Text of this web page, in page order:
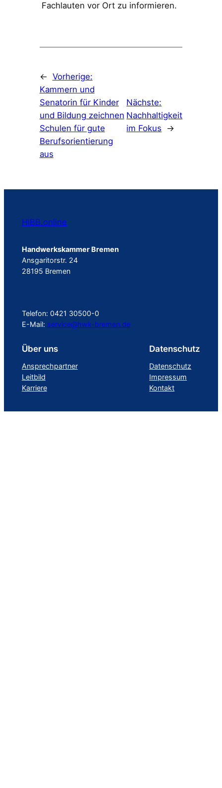
Fachlauten vor Ort zu informieren.
← Vorherige:
Kammern und
Senatorin für Kinder
und Bildung zeichnen
Schulen für gute
Berufsorientierung
aus
Nächste:
Nachhaltigkeit
im Fokus
→
HiBB.online
Handwerkskammer Bremen
Ansgaritorstr. 24
28195 Bremen
Telefon: 0421 30500-0
E-Mail: service@hwk-bremen.de
Über uns
Ansprechpartner
Leitbild
Karriere
Datenschutz
Datenschutz
Impressum
Kontakt